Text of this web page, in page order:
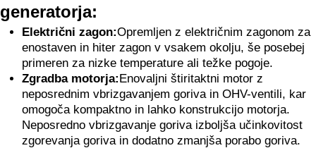
generatorja:
Električni zagon:Opremljen z električnim zagonom za
enostaven in hiter zagon v vsakem okolju, še posebej
primeren za nizke temperature ali težke pogoje.
Zgradba motorja:Enovaljni štiritaktni motor z
neposrednim vbrizgavanjem goriva in OHV-ventili, kar
omogoča kompaktno in lahko konstrukcijo motorja.
Neposredno vbrizgavanje goriva izboljša učinkovitost
zgorevanja goriva in dodatno zmanjša porabo goriva.